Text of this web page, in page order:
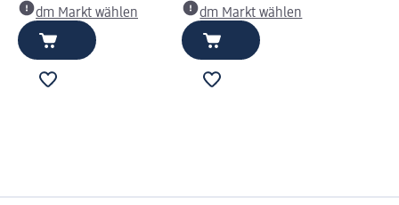
dm Markt wählen
dm Markt wählen